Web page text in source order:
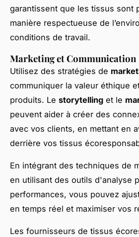
garantissent que les tissus sont
manière respectueuse de
conditions de travail.
Marketing et Communication
Utilisez des stratégies de
communiquer la valeur éthique
produits. Le storytelling et le
peuvent aider à créer des
avec vos clients, en mettant en
derrière vos tissus
En intégrant des techniques de
en utilisant des outils d'analyse
performances, vous pouvez
en temps réel et maximiser vos
Les fournisseurs de tissus